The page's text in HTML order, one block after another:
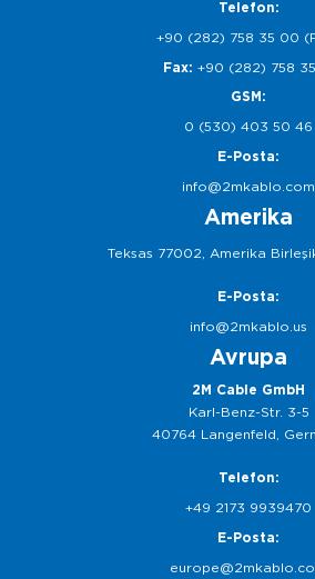
Telefon:
+90 (282) 758 35 00
Fax: +90 (282) 758
GSM:
0 (530) 403 50 46
E-Posta:
info@2mkablo.com
Amerika
Teksas 77002, Amerika
E-Posta:
info@2mkablo.us
Avrupa
2M Cable GmbH
Karl-Benz-Str. 3-5
40764 Langenfeld,
Telefon:
+49 2173 9939470
E-Posta: